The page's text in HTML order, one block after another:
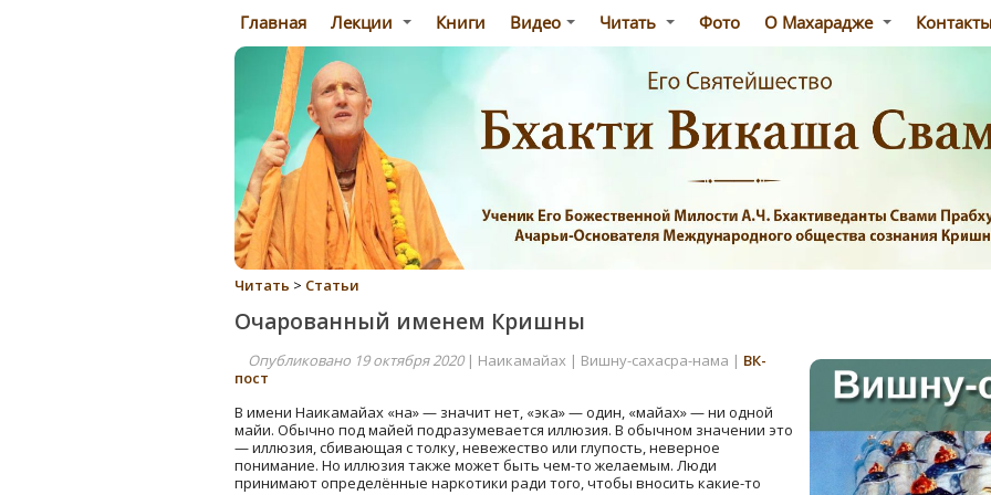
Главная Лекции Книги Видео Читать Фото О Махарадже
Читать > Статьи
Очарованный именем Кришны
Опубликовано 19 октября 2020| Наикамайах | Вишну-сахасра-нама | ВК-
пост
В имени Наикамайах «на» — значит нет, «эка» — один, «майах» — ни одной
майи. Обычно под майей подразумевается иллюзия. В обычном значении это
— иллюзия, сбивающая с толку, невежество или глупость, неверное
понимание. Но иллюзия также может быть чем-то желаемым. Люди
принимают определëнные наркотики ради того, чтобы вносить какие-то